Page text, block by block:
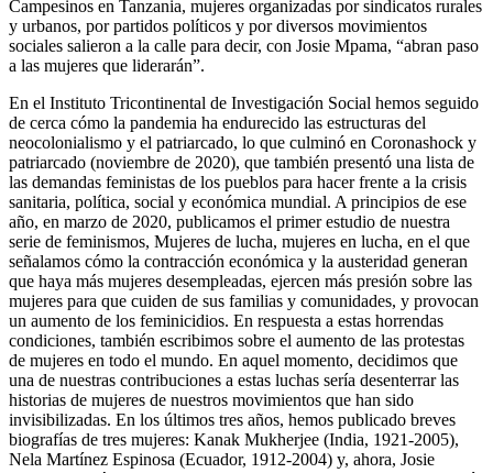
Campesinos en Tanzania, mujeres organizadas por sindicatos rurales
y urbanos, por partidos políticos y por diversos movimientos
sociales salieron a la calle para decir, con Josie Mpama, “abran paso
a las mujeres que liderarán”.
En el Instituto Tricontinental de Investigación Social hemos seguido
de cerca cómo la pandemia ha endurecido las estructuras del
neocolonialismo y el patriarcado, lo que culminó en Coronashock y
patriarcado (noviembre de 2020), que también presentó una lista de
las demandas feministas de los pueblos para hacer frente a la crisis
sanitaria, política, social y económica mundial. A principios de ese
año, en marzo de 2020, publicamos el primer estudio de nuestra
serie de feminismos, Mujeres de lucha, mujeres en lucha, en el que
señalamos cómo la contracción económica y la austeridad generan
que haya más mujeres desempleadas, ejercen más presión sobre las
mujeres para que cuiden de sus familias y comunidades, y provocan
un aumento de los feminicidios. En respuesta a estas horrendas
condiciones, también escribimos sobre el aumento de las protestas
de mujeres en todo el mundo. En aquel momento, decidimos que
una de nuestras contribuciones a estas luchas sería desenterrar las
historias de mujeres de nuestros movimientos que han sido
invisibilizadas. En los últimos tres años, hemos publicado breves
biografías de tres mujeres: Kanak Mukherjee (India, 1921-2005),
Nela Martínez Espinosa (Ecuador, 1912-2004) y, ahora, Josie